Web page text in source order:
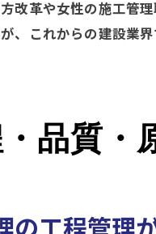
改革や女性の施工管
、これからの建設業
品質・
の工程管理